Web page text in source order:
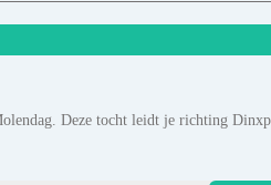
Deze tocht leidt je richting